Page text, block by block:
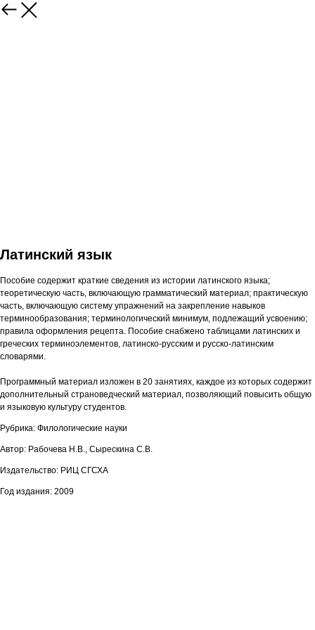
Латинский язык
Пособие содержит краткие сведения из истории латинского языка;
теоретическую часть, включающую грамматический материал; практическую
часть, включающую систему упражнений на закрепление навыков
терминообразования; терминологический минимум, подлежащий усвоению;
правила оформления рецепта. Пособие снабжено таблицами латинских и
греческих терминоэлементов, латинско-русским и русско-латинским
словарями.
Программный материал изложен в 20 занятиях, каждое из которых содержит
дополнительный страноведческий материал, позволяющий повысить общую
и языковую культуру студентов.
Рубрика: Филологические науки
Автор: Рабочева Н.В., Сырескина С.В.
Издательство: РИЦ СГСХА
Год издания: 2009